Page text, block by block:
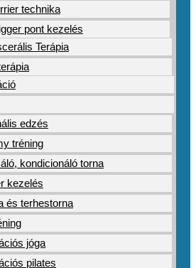
technika
pont kezelés
Terápia
edzés
tréning
kondicionáló torna
kezelés
és terhestorna
jóga
pilates